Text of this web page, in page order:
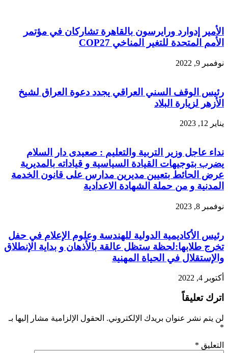
الأمير إدوارد ورايرسون بالقاهرة تشاركان في مؤتمر
الأمم المتحدة للتغير المناخي COP27
نوفمبر 9, 2022
رئيس الوقف السني العراقي يجدد دعوة العراق لشيخ
الأزهر لزيارة البلاد
يناير 12, 2023
نداء عاجل وزير التربية والتعليم : صعيدى دار السلام
يضرب بتوجيهات القيادة السياسية و قياداته بالمديرية
عرض الحائط بتعيين مديرين مدارس على قانون الخدمة
المدنية و من حملة الشهادة الاعدادية
نوفمبر 8, 2023
رئيس الأكاديمية الدولية للهندسة وعلوم الإعلام في حفل
تخرج طلابها:لحظة ستظل عالقة بالأذهان و بداية الإنطلاق
والإستقلال في الحياة المهنية
أكتوبر 4, 2022
اترك تعليقاً
لن يتم نشر عنوان بريدك الإلكتروني. الحقول الإلزامية مشار إليها بـ
*
التعليق *